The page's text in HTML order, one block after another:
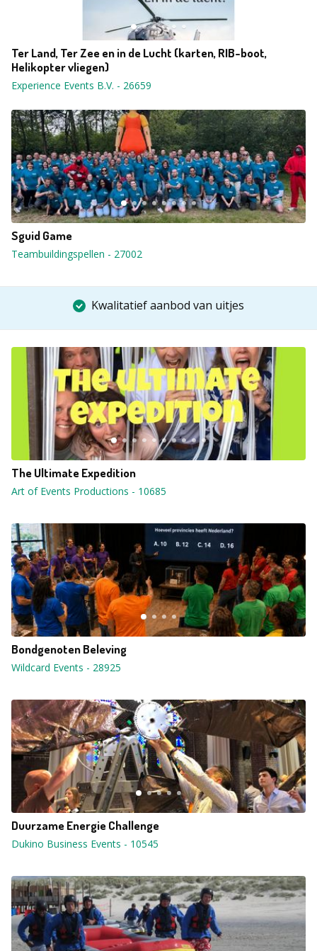
Ter Land, Ter Zee en in de Lucht (karten, RIB-boot,
Helikopter vliegen)
Experience Events B.V. - 26659
Sguid Game
Teambuildingspellen - 27002
Kwalitatief aanbod van uitjes
The Ultimate Expedition
Art of Events Productions - 10685
Bondgenoten Beleving
Wildcard Events - 28925
Duurzame Energie Challenge
Dukino Business Events - 10545